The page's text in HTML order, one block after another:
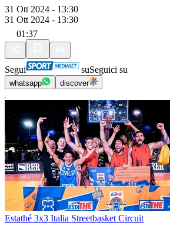
31 Ott 2024 - 13:30
31 Ott 2024 - 13:30
01:37
Segui suSeguici su
whatsapp discover
Estathé 3x3 Italia Streetbasket Circuit